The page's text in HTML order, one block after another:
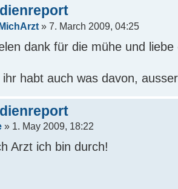
» 7. March 2009, 04:25
dank für die mühe und
ihr habt auch was davon,
» 1. May 2009, 18:22
Arzt ich bin durch!